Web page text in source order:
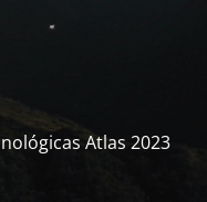
Atlas 2023